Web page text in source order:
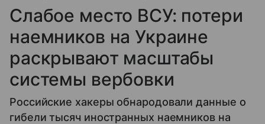
Слабое место ВСУ: потери
наемников на Украине
раскрывают масштабы
системы вербовки
Российские хакеры обнародовали данные о
гибели тысяч иностранных наемников на